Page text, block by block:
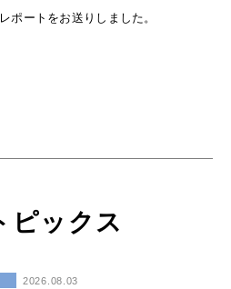
ポートをお送りしました。
ピックス
2026.08.03